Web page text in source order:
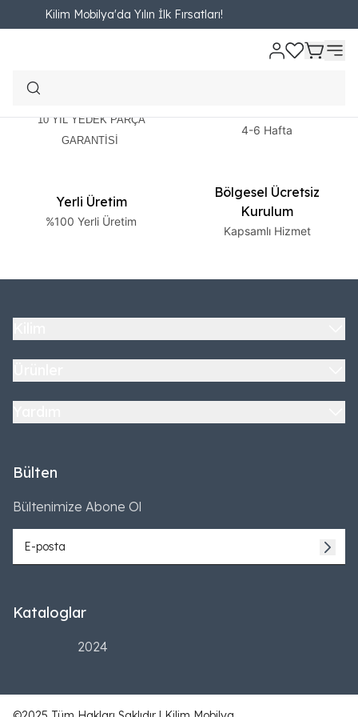
Kilim Mobilya'da Yılın İlk Fırsatları!
10 YIL YEDEK PARÇA
GARANTİSİ
4-6 Hafta
Yerli Üretim
%100 Yerli Üretim
Bölgesel Ücretsiz
Kurulum
Kapsamlı Hizmet
Kataloglar
2024
Bülten
Bültenimize Abone Ol